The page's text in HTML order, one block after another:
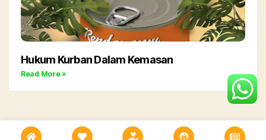
Hukum Kurban Dalam Kemasan
Read More »